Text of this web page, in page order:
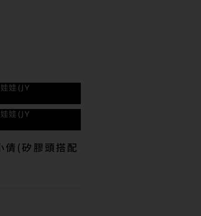
娃(JY
娃(JY
(矽膠頭搭配